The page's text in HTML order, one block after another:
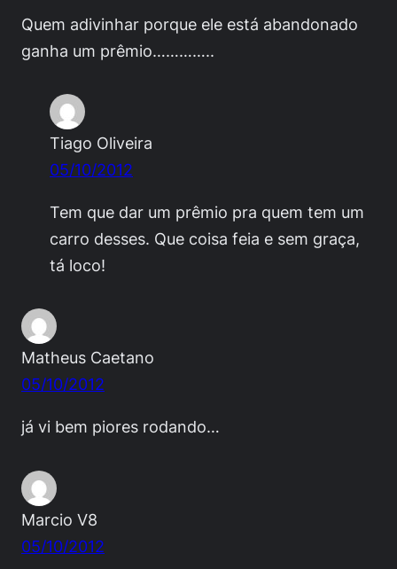
Quem adivinhar porque ele está abandonado
ganha um prêmio…………..
Tiago Oliveira
05/10/2012
Tem que dar um prêmio pra quem tem um
carro desses. Que coisa feia e sem graça,
tá loco!
Matheus Caetano
05/10/2012
já vi bem piores rodando…
Marcio V8
05/10/2012